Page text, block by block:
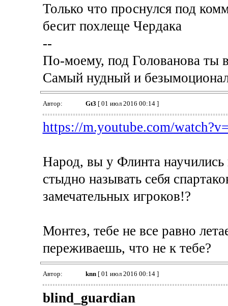
Только что проснулся под
бесит похлеще Чердака
--
По-моему, под Голованова ты
Самый нудный и
Автор: Gt3 [ 01 июл 2016 00:14 ]
https://m.youtube.com/
Народ, вы у Флинта
стыдно называть себя
замечательных игроков!?
Монтез, тебе не все равно
переживаешь, что не к тебе?
Автор: knn[ 01 июл 2016 00:14 ]
blind_guardian